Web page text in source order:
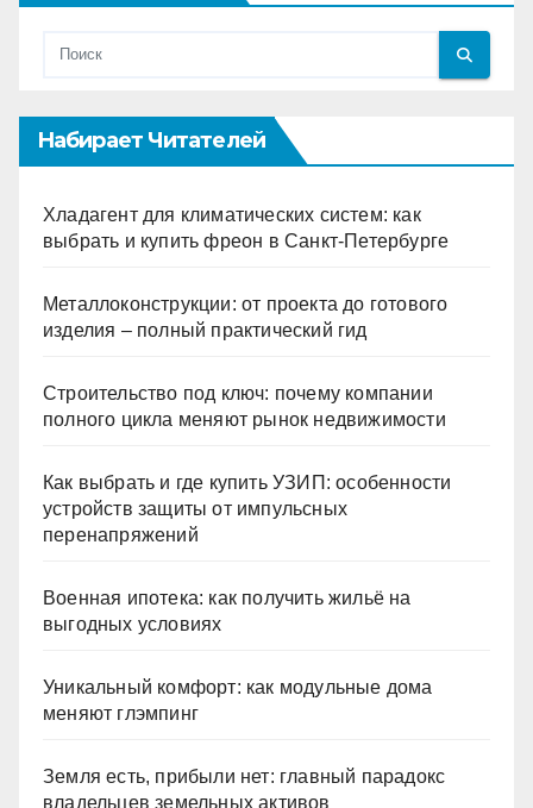
Набирает Читателей
Хладагент для климатических систем: как
выбрать и купить фреон в Санкт-Петербурге
Металлоконструкции: от проекта до готового
изделия – полный практический гид
Строительство под ключ: почему компании
полного цикла меняют рынок недвижимости
Как выбрать и где купить УЗИП: особенности
устройств защиты от импульсных
перенапряжений
Военная ипотека: как получить жильё на
выгодных условиях
Уникальный комфорт: как модульные дома
меняют глэмпинг
Земля есть, прибыли нет: главный парадокс
владельцев земельных активов